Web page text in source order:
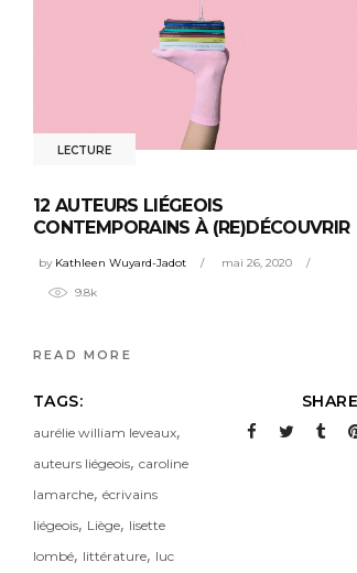
LECTURE
12 AUTEURS LIÉGEOIS
CONTEMPORAINS À (RE)DÉCOUVRIR
by Kathleen Wuyard-Jadot mai 26, 2020
9.8k
READ MORE
TAGS:
aurélie william leveaux,
auteurs liégeois, caroline
lamarche, écrivains
liégeois, Liège, lisette
lombé, littérature, luc